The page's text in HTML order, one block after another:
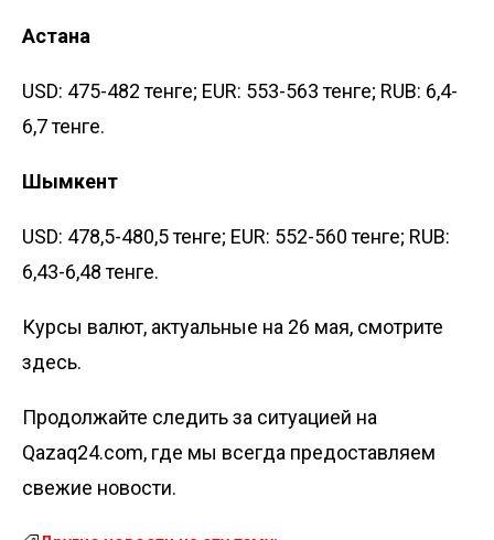
Астана
USD: 475-482 тенге; EUR: 553-563 тенге; RUB: 6,4-
6,7 тенге.
Шымкент
USD: 478,5-480,5 тенге; EUR: 552-560 тенге; RUB:
6,43-6,48 тенге.
Курсы валют, актуальные на 26 мая, смотрите
здесь.
Продолжайте следить за ситуацией на
Qazaq24.com, где мы всегда предоставляем
свежие новости.